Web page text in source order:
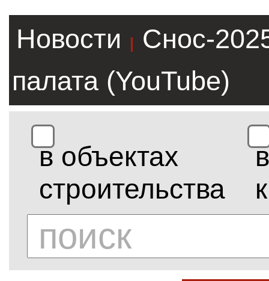
Новости |
Снос-
палата (YouTube)
в объектах
строительства
в